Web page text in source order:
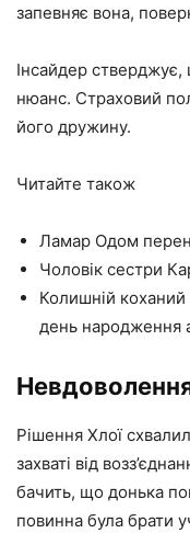
запевняє вона,
Інсайдер стверджує,
нюанс. Страховий
його дружину.
Читайте також
Ламар Одом
Чоловік сестри
Колишній
день народження
Рішення Хлої
захваті від
бачить, що донька
повинна була брати